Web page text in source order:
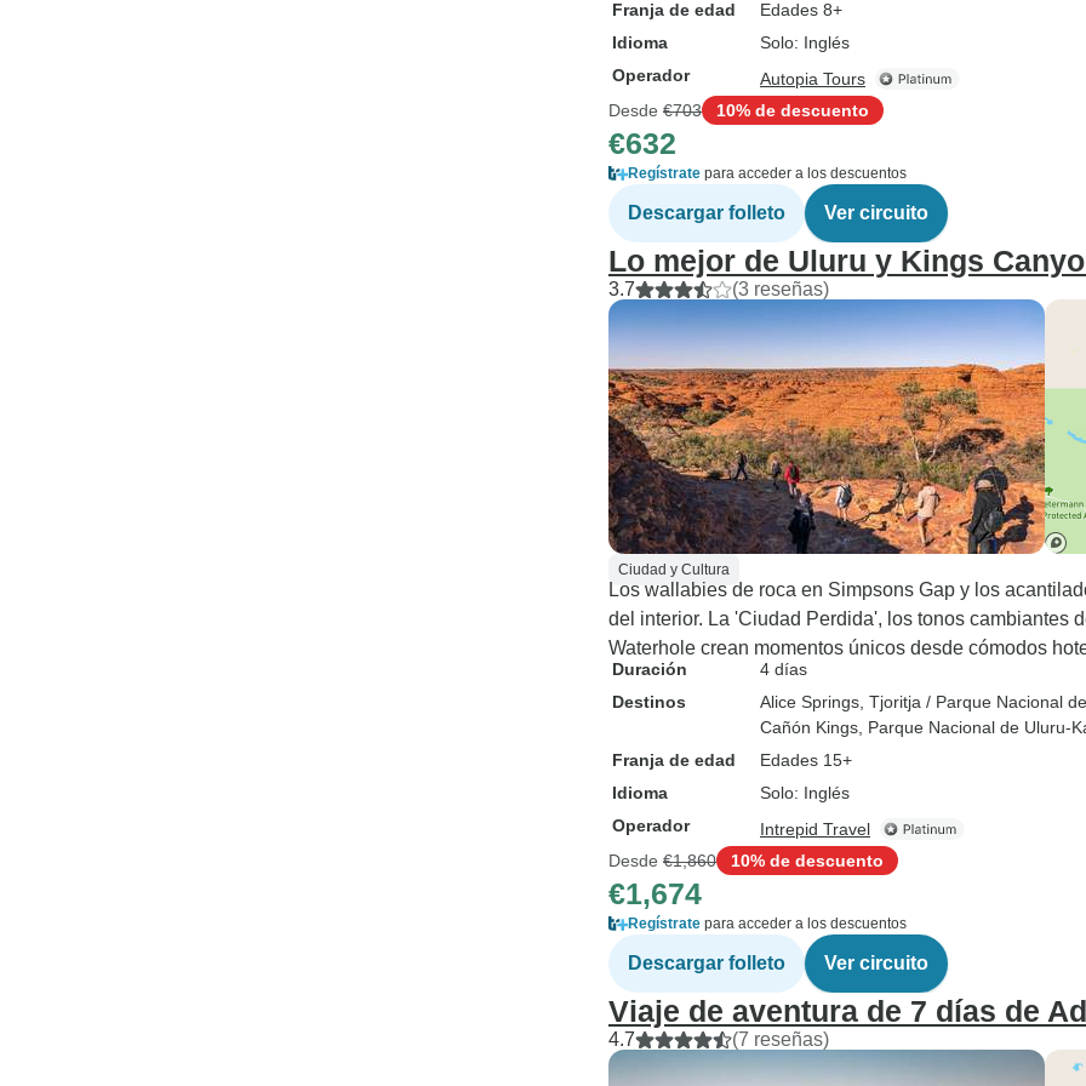
Franja de edad
Edades 8+
Idioma
Solo: Inglés
Operador
Autopia Tours
Desde €703 10% de descuento
€632
Regístrate para acceder a los descuentos
Descargar folleto Ver circuito
Lo mejor de Uluru y Kings
3.7 (3 reseñas)
Ciudad y Cultura
Los wallabies de roca en Simpsons Gap y los
del interior. La 'Ciudad Perdida', los tonos cambiantes
Waterhole crean momentos únicos desde cómodos
Duración
4 días
Destinos
Alice Springs , Tjoritja / Parque Nacional
Cañón Kings , Parque Nacional de Uluru-
Franja de edad
Edades 15+
Idioma
Solo: Inglés
Operador
Intrepid Travel
Desde €1,860 10% de descuento
€1,674
Regístrate para acceder a los descuentos
Descargar folleto Ver circuito
Viaje de aventura de 7 días de
4.7 (7 reseñas)